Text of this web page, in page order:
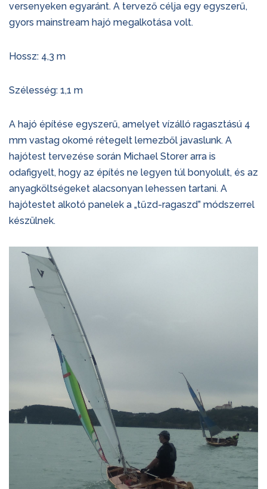
versenyeken egyaránt. A tervező célja egy egyszerű,
gyors mainstream hajó megalkotása volt.
Hossz: 4,3 m
Szélesség: 1,1 m
A hajó építése egyszerű, amelyet vízálló ragasztású 4
mm vastag okomé rétegelt lemezből javaslunk. A
hajótest tervezése során Michael Storer arra is
odafigyelt, hogy az építés ne legyen túl bonyolult, és az
anyagköltségeket alacsonyan lehessen tartani. A
hajótestet alkotó panelek a „tűzd-ragaszd” módszerrel
készülnek.